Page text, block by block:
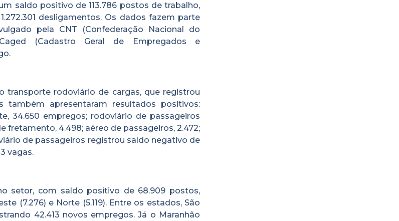
saldo positivo de 113.786 postos de trabalho,
desligamentos. Os dados fazem parte
pela CNT (Confederação Nacional do
(Cadastro Geral de Empregados e
transporte rodoviário de cargas, que registrou
também apresentaram resultados positivos:
34.650 empregos; rodoviário de passageiros
fretamento, 4.498; aéreo de passageiros, 2.472;
de passageiros registrou saldo negativo de
vagas.
setor, com saldo positivo de 68.909 postos,
(7.276) e Norte (5.119). Entre os estados, São
42.413 novos empregos. Já o Maranhão